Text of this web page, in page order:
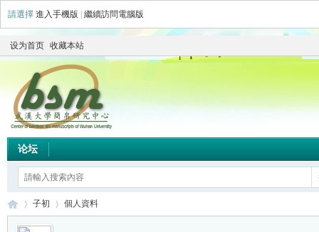
請選擇 進入手機版 繼續訪問電腦版
设为首页 收藏本站
论坛
子初 個人資料